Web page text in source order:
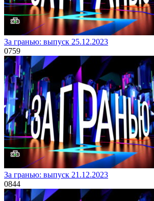
За гранью: выпуск 25.12.2023
0759
За гранью: выпуск 21.12.2023
0844